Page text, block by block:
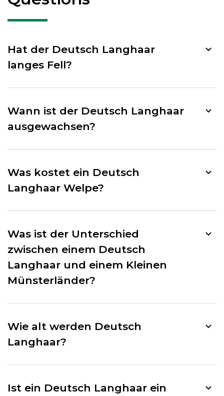
Hat der Deutsch Langhaar
langes Fell?
Wann ist der Deutsch Langhaar
ausgewachsen?
Was kostet ein Deutsch
Langhaar Welpe?
Was ist der Unterschied
zwischen einem Deutsch
Langhaar und einem Kleinen
Münsterländer?
Wie alt werden Deutsch
Langhaar?
Ist ein Deutsch Langhaar ein